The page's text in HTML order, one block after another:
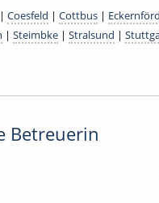
| Coesfeld | Cottbus |
| Steimbke | Stralsund |
Betreuerin